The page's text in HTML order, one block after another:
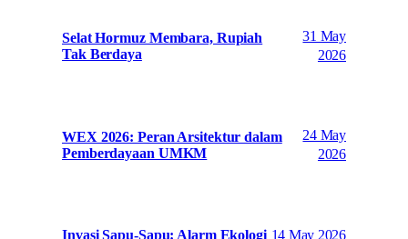
Selat Hormuz Membara, Rupiah
Tak Berdaya
31 May
2026
WEX 2026: Peran Arsitektur dalam
Pemberdayaan UMKM
24 May
2026
Invasi Sapu-Sapu: Alarm Ekologi 14 May 2026